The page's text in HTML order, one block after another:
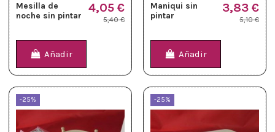
Mesilla de
noche sin pintar
4,05 €
5,40 €
Añadir
Maniqui sin
pintar
3,83 €
5,10 €
Añadir
-25% -25%